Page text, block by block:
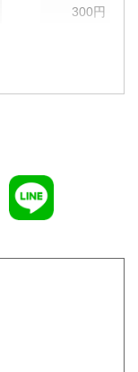
300円